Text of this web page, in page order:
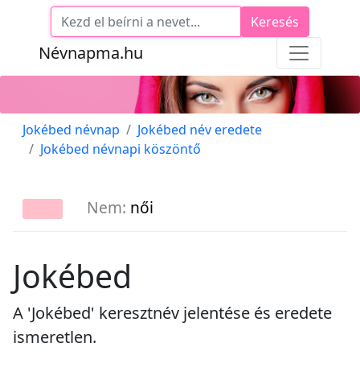
Névnapma.hu
Keresés
Jokébed névnap
Jokébed név eredete
Jokébed névnapi köszöntő
Nem: női
Jokébed
A 'Jokébed' keresztnév jelentése és eredete
ismeretlen.